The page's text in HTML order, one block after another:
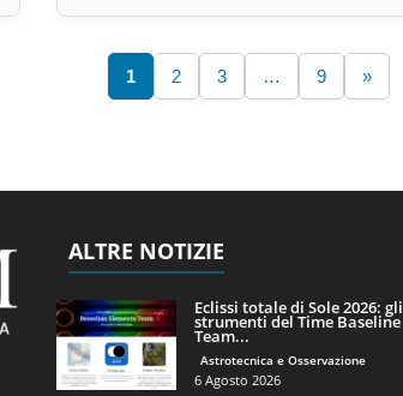
1 2 3 … 9 »
ALTRE NOTIZIE
Eclissi totale di Sole 2026: gli
strumenti del Time Baseline
Team...
Astrotecnica e Osservazione
6 Agosto 2026